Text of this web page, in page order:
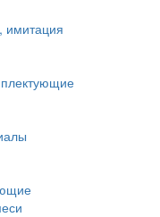
имитация